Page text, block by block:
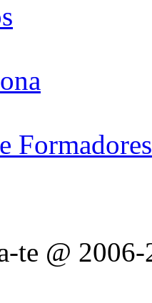
Formadores
te @